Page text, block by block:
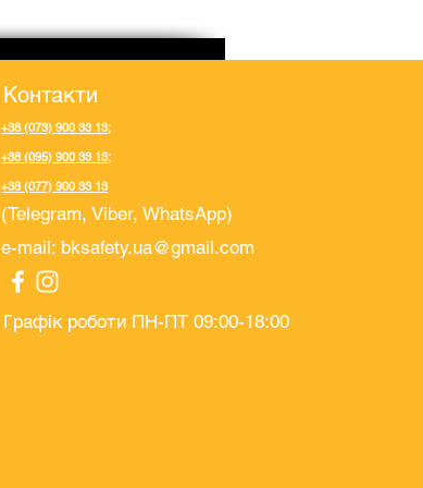
Контакти
+38 (073) 900 33 13;
+38 (095) 900 33 13;
+38 (077) 900 33 13
(Telegram, Viber, WhatsApp)
e-mail: bksafety.ua@gmail.com
Графік роботи ПН-ПТ 09:00-18:00